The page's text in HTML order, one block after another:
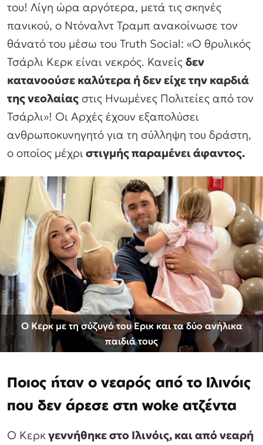
του! Λίγη ώρα αργότερα, μετά τις σκηνές
πανικού, ο Ντόναλντ Τραμπ ανακοίνωσε τον
θάνατό του μέσω του Truth Social: «Ο θρυλικός
Τσάρλι Κερκ είναι νεκρός. Κανείς δεν
κατανοούσε καλύτερα ή δεν είχε την καρδιά
της νεολαίας στις Ηνωμένες Πολιτείες από τον
Τσάρλι»! Οι Αρχές έχουν εξαπολύσει
ανθρωποκυνηγητό για τη σύλληψη του δράστη,
ο οποίος μέχρι στιγμής παραμένει άφαντος.
Ο Κερκ με τη σύζυγό του Ερικ και τα δύο ανήλικα
παιδιά τους
Ποιος ήταν ο νεαρός από το Ιλινόις
που δεν άρεσε στη woke ατζέντα
Ο Κερκγεννήθηκε στο Ιλινόις, και από νεαρή